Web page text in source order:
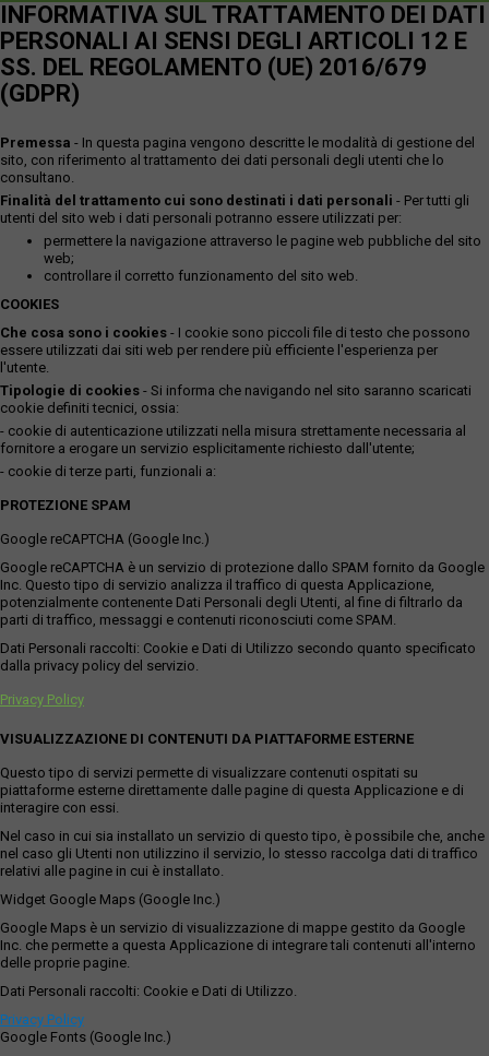
INFORMATIVA SUL TRATTAMENTO DEI DATI
PERSONALI AI SENSI DEGLI ARTICOLI 12 E
SS. DEL REGOLAMENTO (UE) 2016/679
(GDPR)
Premessa - In questa pagina vengono descritte le modalità di gestione del
sito, con riferimento al trattamento dei dati personali degli utenti che lo
consultano.
Finalità del trattamento cui sono destinati i dati personali - Per tutti gli
utenti del sito web i dati personali potranno essere utilizzati per:
permettere la navigazione attraverso le pagine web pubbliche del sito
web;
controllare il corretto funzionamento del sito web.
COOKIES
Che cosa sono i cookies - I cookie sono piccoli file di testo che possono
essere utilizzati dai siti web per rendere più efficiente l'esperienza per
l'utente.
Tipologie di cookies - Si informa che navigando nel sito saranno scaricati
cookie definiti tecnici, ossia:
- cookie di autenticazione utilizzati nella misura strettamente necessaria al
fornitore a erogare un servizio esplicitamente richiesto dall'utente;
- cookie di terze parti, funzionali a:
PROTEZIONE SPAM
Google reCAPTCHA (Google Inc.)
Google reCAPTCHA è un servizio di protezione dallo SPAM fornito da Google
Inc. Questo tipo di servizio analizza il traffico di questa Applicazione,
potenzialmente contenente Dati Personali degli Utenti, al fine di filtrarlo da
parti di traffico, messaggi e contenuti riconosciuti come SPAM.
Dati Personali raccolti: Cookie e Dati di Utilizzo secondo quanto specificato
dalla privacy policy del servizio.
Privacy Policy
VISUALIZZAZIONE DI CONTENUTI DA PIATTAFORME ESTERNE
Questo tipo di servizi permette di visualizzare contenuti ospitati su
piattaforme esterne direttamente dalle pagine di questa Applicazione e di
interagire con essi.
Nel caso in cui sia installato un servizio di questo tipo, è possibile che, anche
nel caso gli Utenti non utilizzino il servizio, lo stesso raccolga dati di traffico
relativi alle pagine in cui è installato.
Widget Google Maps (Google Inc.)
Google Maps è un servizio di visualizzazione di mappe gestito da Google
Inc. che permette a questa Applicazione di integrare tali contenuti all'interno
delle proprie pagine.
Dati Personali raccolti: Cookie e Dati di Utilizzo.
Privacy Policy
Google Fonts (Google Inc.)